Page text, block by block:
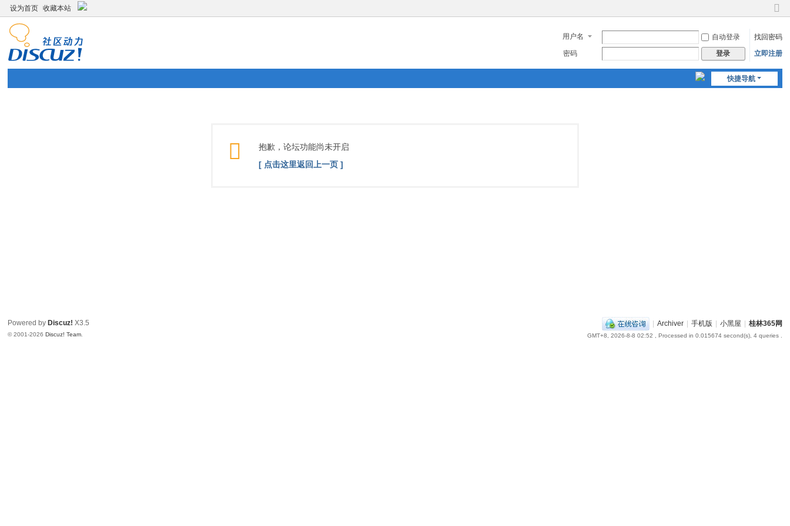
设为首页 收藏本站
切
到
窄
用户名 自动登录
找回密码
密码
登录 立即注册
快捷导航
抱歉，论坛功能尚未开启
[ 点击这里返回上一页 ]
| Archiver | 手机版 | 小黑屋 | 桂林365网
GMT+8, 2026-8-8 02:52 , Processed in 0.015674 second(s), 4 queries .
Powered by Discuz! X3.5
© 2001-2026Discuz! Team